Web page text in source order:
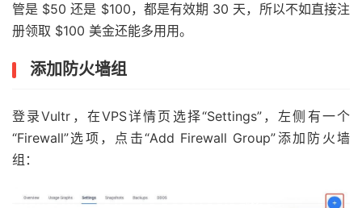
管是 $50 还是 $100，都是有效期 30 天，所以不如直接注
册领取 $100 美金还能多用用。
添加防火墙组
登录Vultr，在VPS详情页选择“Settings”，左侧有一个
“Firewall”选项，点击“Add Firewall Group”添加防火墙
组：